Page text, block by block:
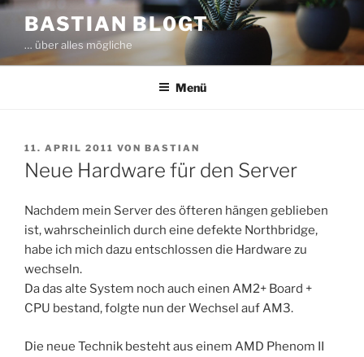
Zum
Inhalt
springen
BASTIAN BL0GT
… über alles mögliche
Menü
VERÖFFENTLICHT
AM
11. APRIL 2011 VON BASTIAN
Neue Hardware für den Server
Nachdem mein Server des öfteren hängen geblieben
ist, wahrscheinlich durch eine defekte Northbridge,
habe ich mich dazu entschlossen die Hardware zu
wechseln.
Da das alte System noch auch einen AM2+ Board +
CPU bestand, folgte nun der Wechsel auf AM3.
Die neue Technik besteht aus einem AMD Phenom II